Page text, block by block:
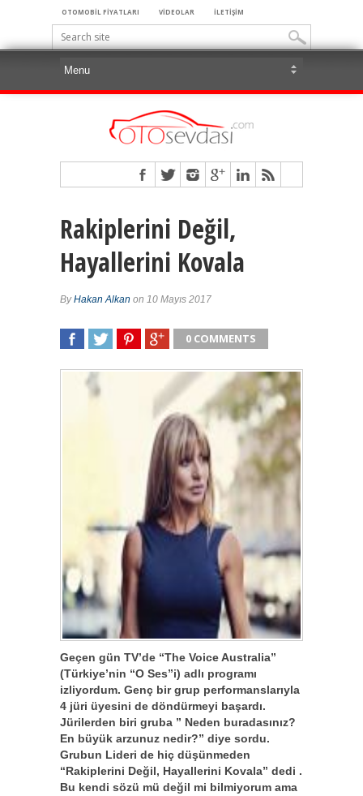
OTOMOBİL FİYATLARI VİDEOLAR İLETİŞİM
Rakiplerini Değil,
Hayallerini Kovala
ByHakan Alkan on 10 Mayıs 2017
0 COMMENTS
Geçen gün TV’de “The Voice Australia”
(Türkiye’nin “O Ses”i) adlı programı
izliyordum. Genç bir grup performanslarıyla
4 jüri üyesini de döndürmeyi başardı.
Jürilerden biri gruba ” Neden buradasınız?
En büyük arzunuz nedir?” diye sordu.
Grubun Lideri de hiç düşünmeden
“Rakiplerini Değil, Hayallerini Kovala” dedi .
Bu kendi sözü mü değil mi bilmiyorum ama